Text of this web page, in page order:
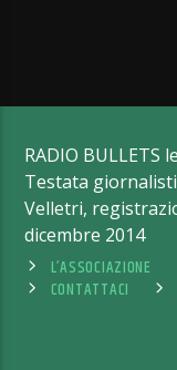
RADIO BULLETS
Testata
Velletri,
dicembre 2014
L’ASSOCIAZIONE
CONTATTACI